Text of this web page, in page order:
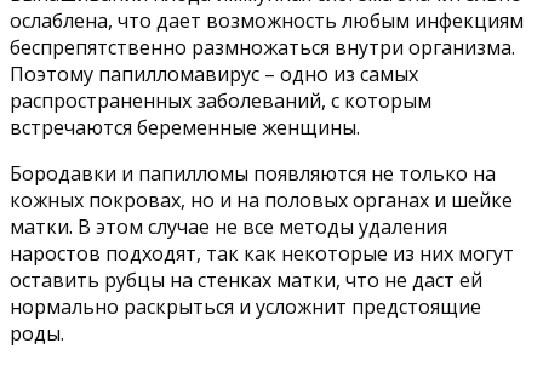
ослаблена, что дает возможность любым инфекциям
беспрепятственно размножаться внутри организма.
Поэтому папилломавирус – одно из самых
распространенных заболеваний, с которым
встречаются беременные женщины.
Бородавки и папилломы появляются не только на
кожных покровах, но и на половых органах и шейке
матки. В этом случае не все методы удаления
наростов подходят, так как некоторые из них могут
оставить рубцы на стенках матки, что не даст ей
нормально раскрыться и усложнит предстоящие
роды.